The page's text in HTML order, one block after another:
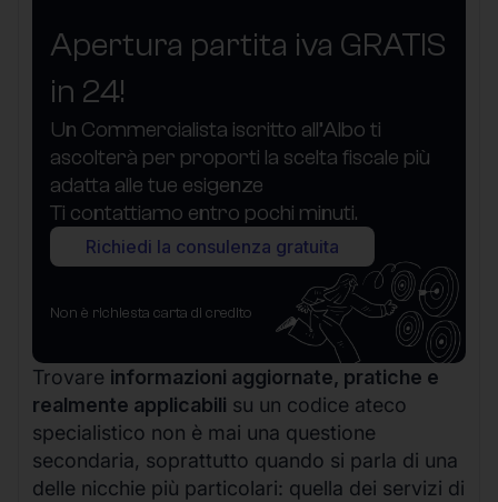
Apertura partita iva GRATIS
in 24!
Un Commercialista iscritto all’Albo ti
ascolterà per proporti la scelta fiscale più
adatta alle tue esigenze
Ti contattiamo entro pochi minuti.
Richiedi la consulenza gratuita
Non è richiesta carta di credito
Trovare informazioni aggiornate, pratiche e
realmente applicabili su un codice ateco
specialistico non è mai una questione
secondaria, soprattutto quando si parla di una
delle nicchie più particolari: quella dei servizi di